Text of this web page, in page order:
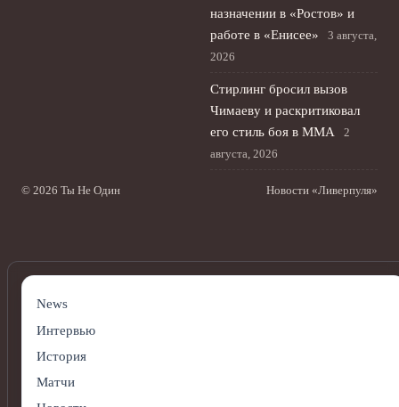
назначении в «Ростов» и
работе в «Енисее»
3 августа,
2026
Стирлинг бросил вызов
Чимаеву и раскритиковал
его стиль боя в ММА
2
августа, 2026
© 2026 Ты Не Один Новости «Ливерпуля»
News
Интервью
История
Матчи